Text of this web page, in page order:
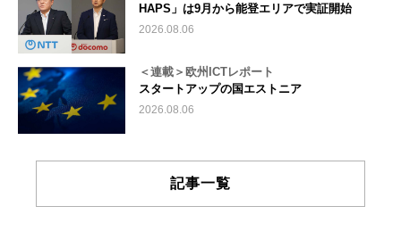
HAPS」は9月から能登エリアで実証開始
2026.08.06
＜連載＞欧州ICTレポート
スタートアップの国エストニア
2026.08.06
記事一覧